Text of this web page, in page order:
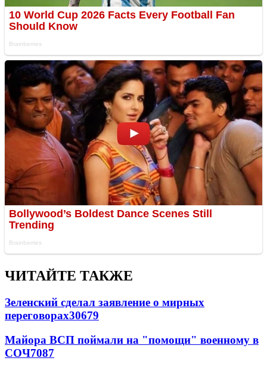
ЧИТАЙТЕ ТАКЖЕ
Зеленский сделал заявление о мирных
переговорах30679
Майора ВСП поймали на "помощи" военному в
СОЧ7087